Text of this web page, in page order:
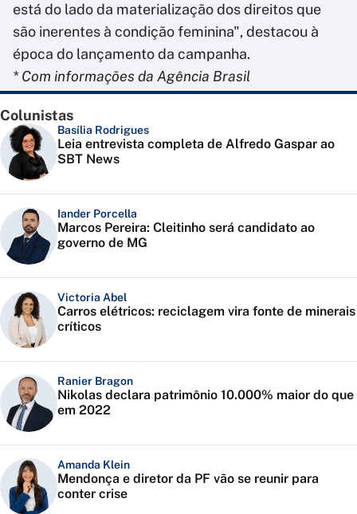
está do lado da materialização dos direitos que
são inerentes à condição feminina", destacou à
época do lançamento da campanha.
* Com informações da Agência Brasil
Colunistas
Basília Rodrigues
Leia entrevista completa de Alfredo Gaspar ao
SBT News
Iander Porcella
Marcos Pereira: Cleitinho será candidato ao
governo de MG
Victoria Abel
Carros elétricos: reciclagem vira fonte de minerais
críticos
Ranier Bragon
Nikolas declara patrimônio 10.000% maior do que
em 2022
Amanda Klein
Mendonça e diretor da PF vão se reunir para
conter crise